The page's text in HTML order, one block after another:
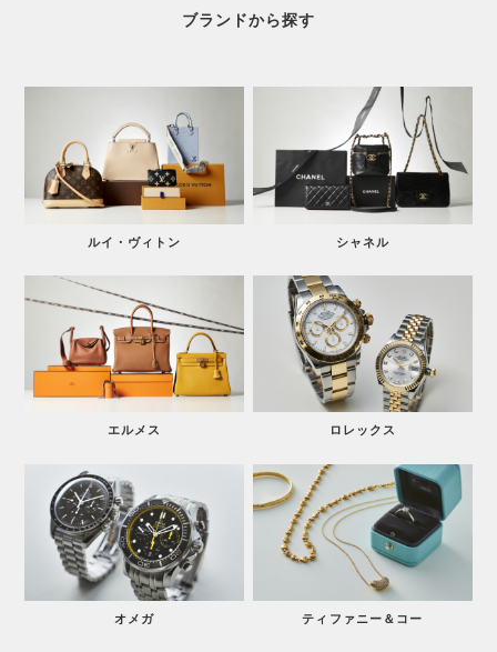
ブランドから探す
ルイ・ヴィトン シャネル
エルメス ロレックス
オメガ ティファニー＆コー